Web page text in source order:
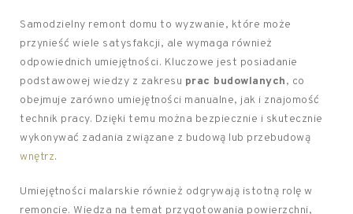
Samodzielny remont domu to wyzwanie, które może
przynieść wiele satysfakcji, ale wymaga również
odpowiednich umiejętności. Kluczowe jest posiadanie
podstawowej wiedzy z zakresu prac budowlanych, co
obejmuje zarówno umiejętności manualne, jak i znajomość
technik pracy. Dzięki temu można bezpiecznie i skutecznie
wykonywać zadania związane z budową lub przebudową
wnętrz.
Umiejętności malarskie również odgrywają istotną rolę w
remoncie. Wiedza na temat przygotowania powierzchni,